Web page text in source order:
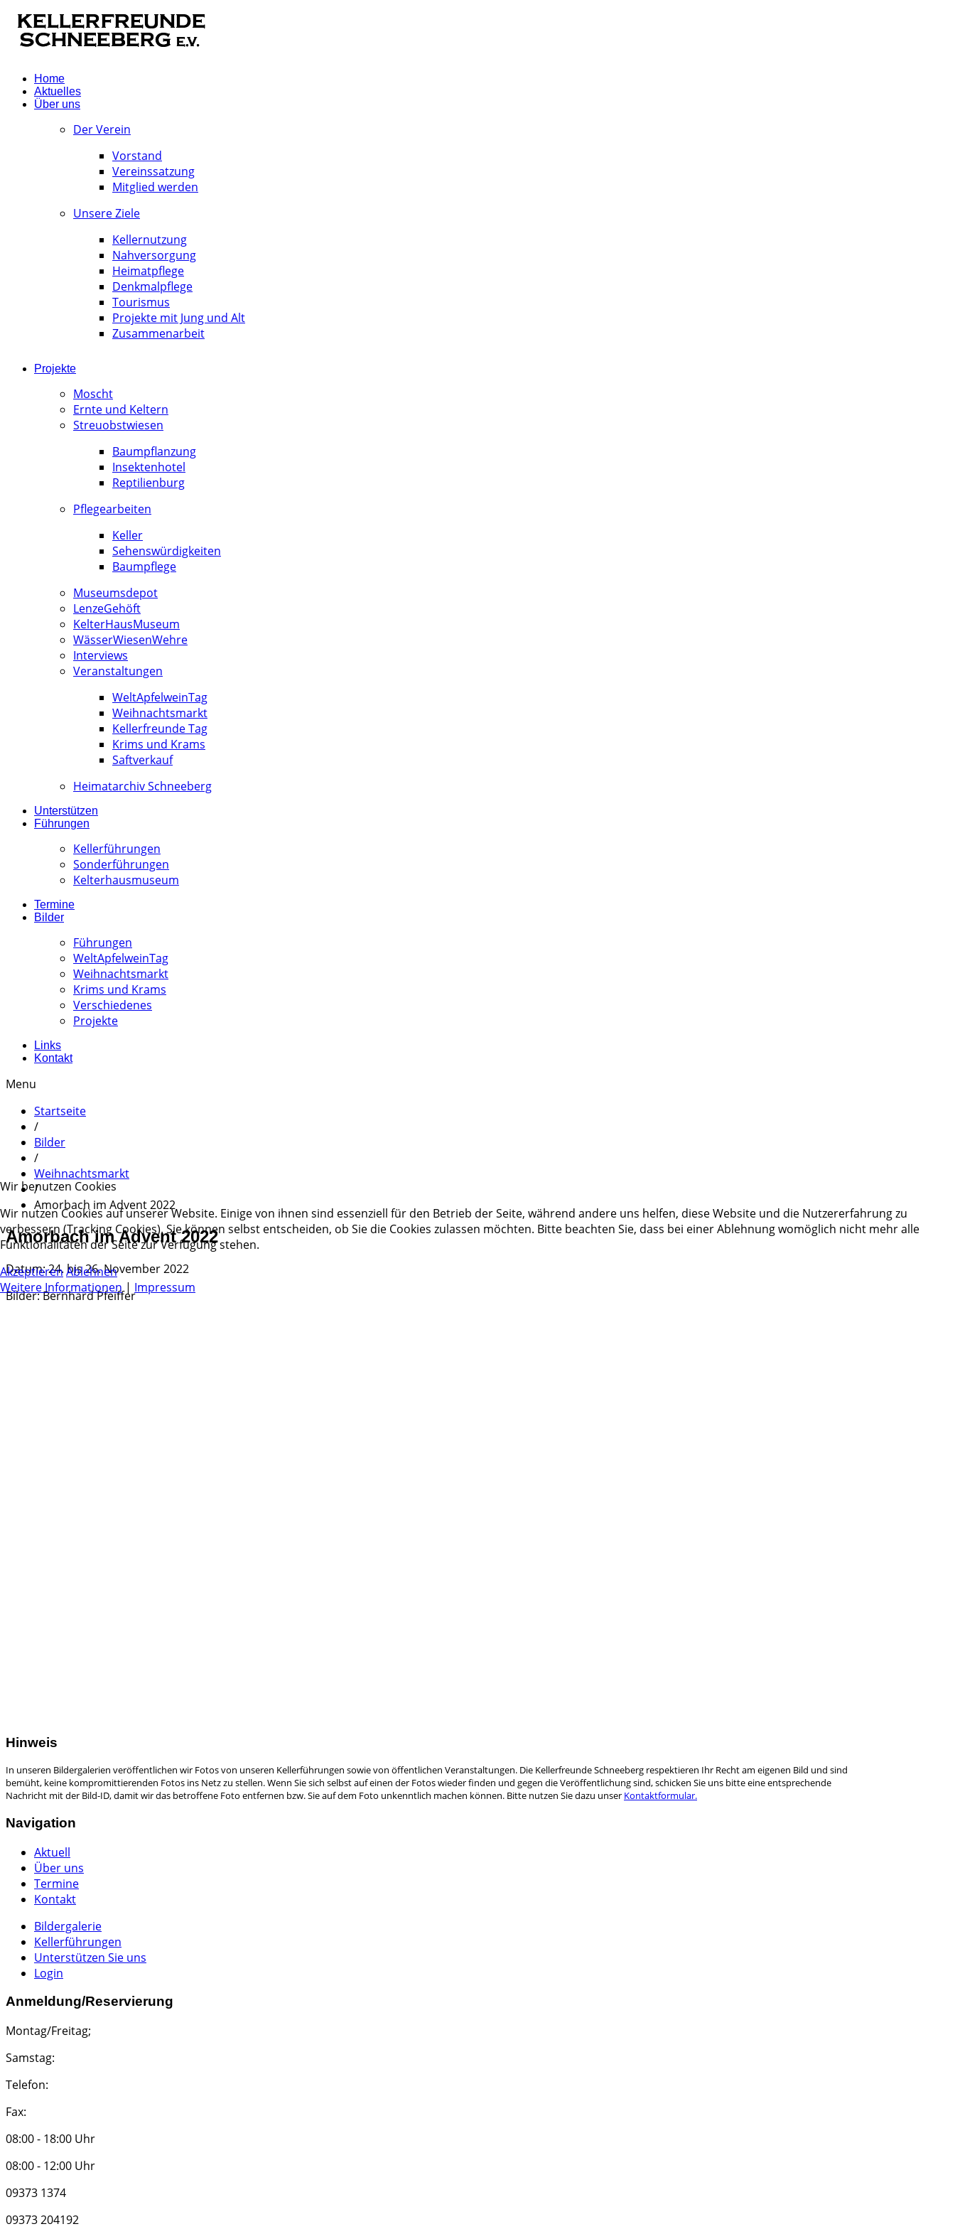
Home
Aktuelles
Über uns
Der Verein
Vorstand
Vereinssatzung
Mitglied werden
Unsere Ziele
Kellernutzung
Nahversorgung
Heimatpflege
Denkmalpflege
Tourismus
Projekte mit Jung und Alt
Zusammenarbeit
Projekte
Moscht
Ernte und Keltern
Streuobstwiesen
Baumpflanzung
Insektenhotel
Reptilienburg
Pflegearbeiten
Keller
Sehenswürdigkeiten
Baumpflege
Museumsdepot
LenzeGehöft
KelterHausMuseum
WässerWiesenWehre
Interviews
Veranstaltungen
WeltApfelweinTag
Weihnachtsmarkt
Kellerfreunde Tag
Krims und Krams
Saftverkauf
Heimatarchiv Schneeberg
Unterstützen
Führungen
Kellerführungen
Sonderführungen
Kelterhausmuseum
Termine
Bilder
Führungen
WeltApfelweinTag
Weihnachtsmarkt
Krims und Krams
Verschiedenes
Projekte
Links
Kontakt
Menu
Startseite
/
Bilder
/
Weihnachtsmarkt
/
Amorbach im Advent 2022
Amorbach im Advent 2022
Datum: 24. bis 26. November 2022
Bilder: Bernhard Pfeiffer
Hinweis
In unseren Bildergalerien veröffentlichen wir Fotos von unseren Kellerführungen sowie von öffentlichen Veranstaltungen. Die Kellerfreunde Schneeberg respektieren Ihr Recht am eigenen Bild und sind
bemüht, keine kompromittierenden Fotos ins Netz zu stellen. Wenn Sie sich selbst auf einen der Fotos wieder finden und gegen die Veröffentlichung sind, schicken Sie uns bitte eine entsprechende
Nachricht mit der Bild-ID, damit wir das betroffene Foto entfernen bzw. Sie auf dem Foto unkenntlich machen können. Bitte nutzen Sie dazu unser Kontaktformular.
Navigation
Aktuell
Über uns
Termine
Kontakt
Bildergalerie
Kellerführungen
Unterstützen Sie uns
Login
Anmeldung/Reservierung
Montag/Freitag;
Samstag:
Telefon:
Fax:
08:00 - 18:00 Uhr
08:00 - 12:00 Uhr
09373 1374
09373 204192
Wir benutzen Cookies
Wir nutzen Cookies auf unserer Website. Einige von ihnen sind essenziell für den Betrieb der Seite, während andere uns helfen, diese Website und die Nutzererfahrung zu
verbessern (Tracking Cookies). Sie können selbst entscheiden, ob Sie die Cookies zulassen möchten. Bitte beachten Sie, dass bei einer Ablehnung womöglich nicht mehr alle
Funktionalitäten der Seite zur Verfügung stehen.
AkzeptierenAblehnen
Weitere Informationen| Impressum